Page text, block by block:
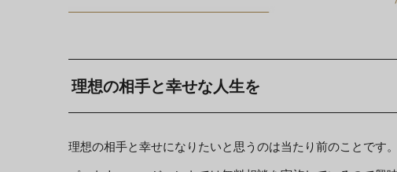
理想の相手と幸せな人生を
理想の相手と幸せになりたいと思うのは当たり前のことです